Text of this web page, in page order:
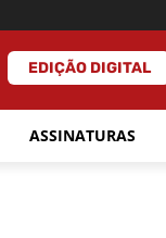
EDIÇÃO DIGITAL
ASSINATURAS